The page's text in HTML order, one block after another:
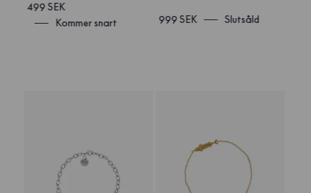
499 SEK
Kommer snart
999 SEK
Slutsåld